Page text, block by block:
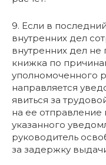
9. Если в
внутренних дел
внутренних дел не
книжка по
уполномоченного
направляется
явиться за
на ее отправление
указанного
руководитель
за задержку